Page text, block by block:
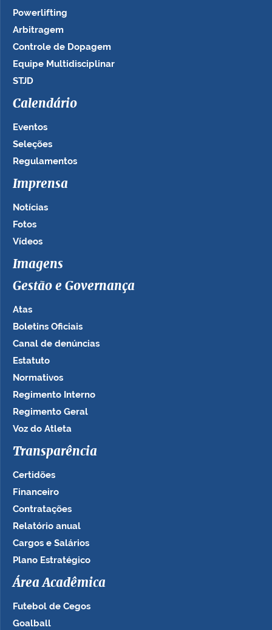
Powerlifting
Arbitragem
Controle de Dopagem
Equipe Multidisciplinar
STJD
Calendário
Eventos
Seleções
Regulamentos
Imprensa
Notícias
Fotos
Vídeos
Imagens
Gestão e Governança
Atas
Boletins Oficiais
Canal de denúncias
Estatuto
Normativos
Regimento Interno
Regimento Geral
Voz do Atleta
Transparência
Certidões
Financeiro
Contratações
Relatório anual
Cargos e Salários
Plano Estratégico
Área Acadêmica
Futebol de Cegos
Goalball